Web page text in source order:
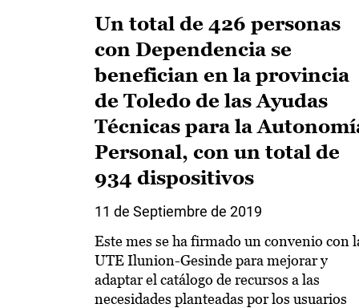
Un total de 426 personas
con Dependencia se
benefician en la provincia
de Toledo de las Ayudas
Técnicas para la
Personal, con un total de
934 dispositivos
11 de Septiembre de 2019
Este mes se ha firmado un convenio con
UTE Ilunion-Gesinde para mejorar y
adaptar el catálogo de recursos a las
necesidades planteadas por los usuarios